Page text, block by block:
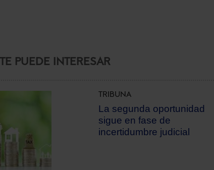
PUEDE INTERESAR
TRIBUNA
La segunda oportunidad
sigue en fase de
incertidumbre judicial